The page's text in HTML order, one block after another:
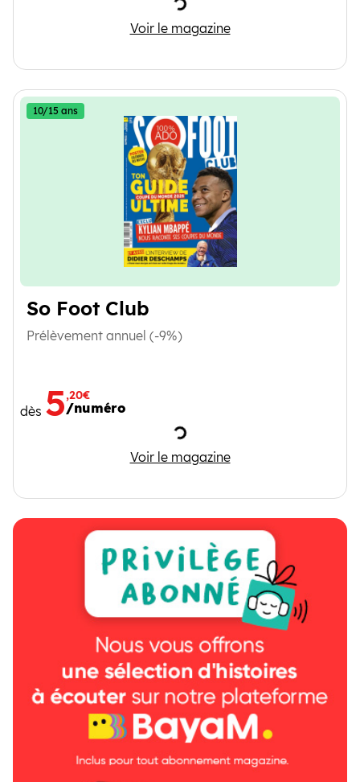
Voir le magazine
Julie
So Foot Club
10/15 ans
Prélèvement annuel (-9%)
dès 5,20€
/numéro
Chargement
Voir le magazine
So Foot Club